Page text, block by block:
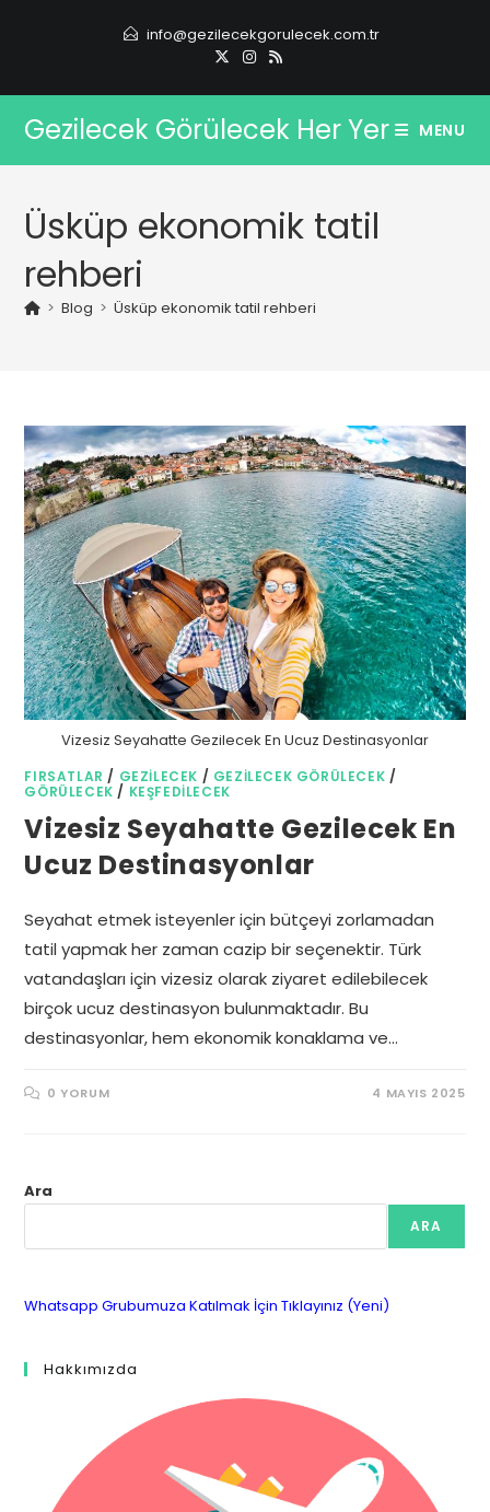
info@gezilecekgorulecek.com.tr
Gezilecek Görülecek Her Yer MENU
Üsküp ekonomik tatil
rehberi
> Blog > Üsküp ekonomik tatil rehberi
Vizesiz Seyahatte Gezilecek En Ucuz Destinasyonlar
FIRSATLAR / GEZILECEK / GEZILECEK GÖRÜLECEK /
GÖRÜLECEK / KEŞFEDILECEK
Vizesiz Seyahatte Gezilecek En
Ucuz Destinasyonlar
Seyahat etmek isteyenler için bütçeyi zorlamadan
tatil yapmak her zaman cazip bir seçenektir. Türk
vatandaşları için vizesiz olarak ziyaret edilebilecek
birçok ucuz destinasyon bulunmaktadır. Bu
destinasyonlar, hem ekonomik konaklama ve…
0 YORUM 4 MAYIS 2025
Ara
ARA
Whatsapp Grubumuza Katılmak İçin Tıklayınız (Yeni)
Hakkımızda